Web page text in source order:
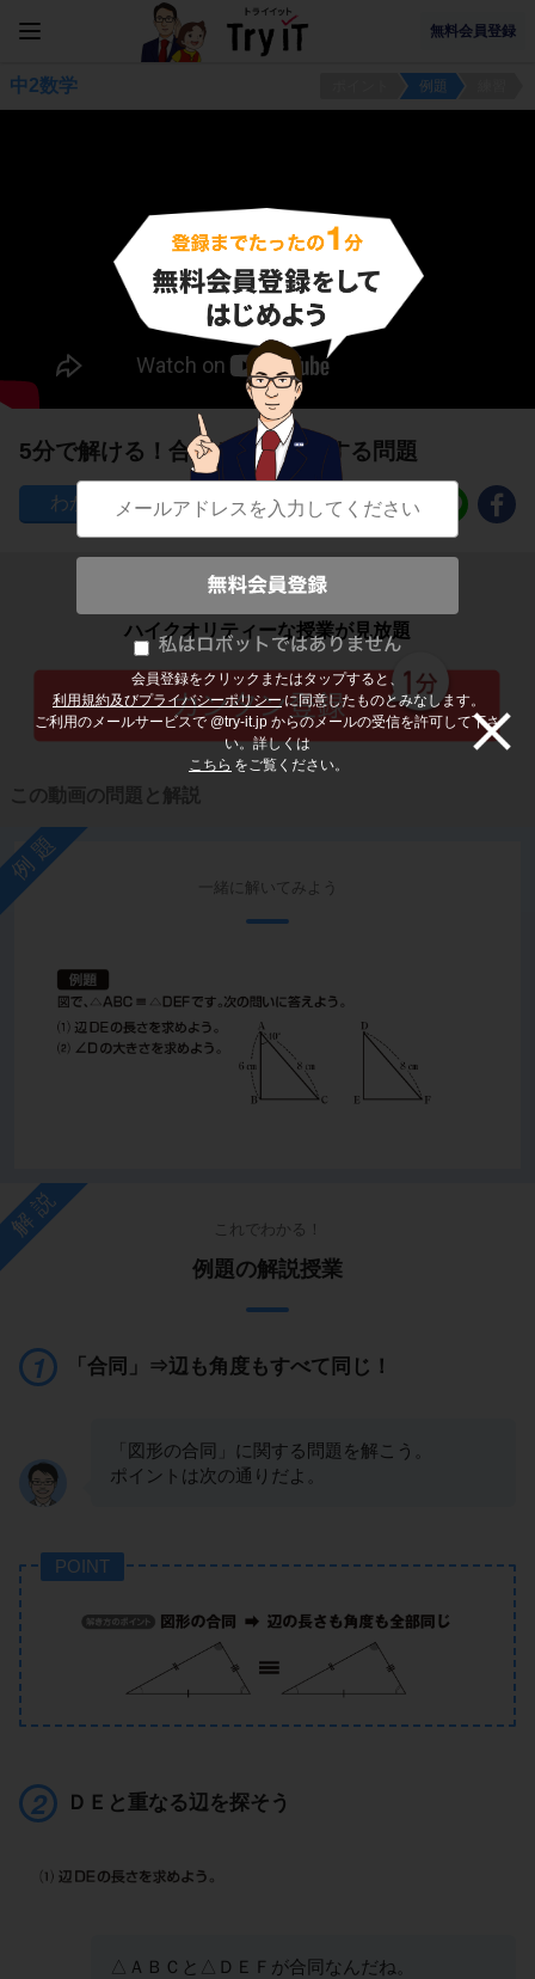
無料会員登録
会員登録をクリックまたはタップすると、
利用規約及びプライバシーポリシー に同意したものとみなします。
ご利用のメールサービスで @try-it.jp からのメールの受信を許可して下さ
い。詳しくは
こちら をご覧ください。
中2数学 例題
5分で解ける！合同とは？に関する問題
161
子どもの勉強から大人の学び直しまで
ハイクオリティーな授業が見放題
この動画の問題と解説
例題
一緒に解いてみよう
解説 これでわかる！
例題の解説授業
「合同」⇒辺も角度もすべて同じ！
「図形の合同」に関する問題を解こう。
ポイントは次の通りだよ。
POINT
ＤＥと重なる辺を探そう
△ＡＢＣと△ＤＥＦが合同なんだね。